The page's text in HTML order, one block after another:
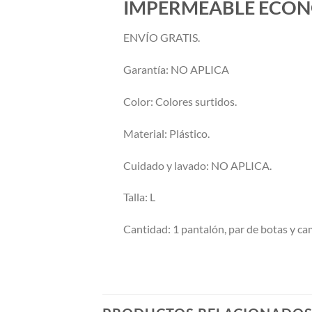
IMPERMEABLE
ENVÍO GRATIS.
Garantía: NO APLICA
Color: Colores surtidos.
Material: Plástico.
Cuidado y lavado: NO APLICA.
Talla: L
Cantidad: 1 pantalón, par de botas y